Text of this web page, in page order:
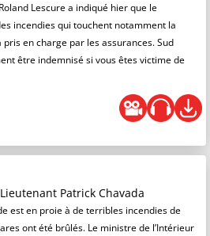
Lescure a indiqué hier que le
incendies qui touchent notamment la
en charge par les assurances. Sud
être indemnisé si vous êtes victime de
Patrick Chavada
est en proie à de terribles incendies de
ont été brûlés. Le ministre de l’Intérieur